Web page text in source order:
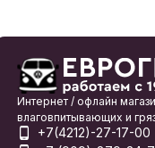
Интернет / офлайн
влаговпитывающих и
+7(4212)-27-17-00